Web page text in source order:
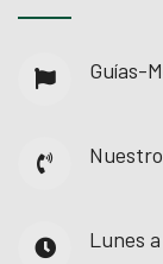
Guías-
Lunes